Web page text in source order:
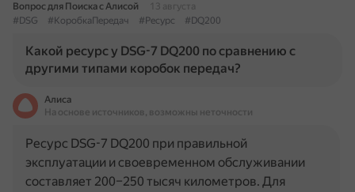
Вопрос для Поиска с Алисой
13 августа
#DSG
#КоробкаПередач #Ресурс #DQ200
Какой ресурс у DSG-7 DQ200 по сравнению с
другими типами коробок передач?
Алиса
На основе источников, возможны неточности
Ресурс DSG-7 DQ200 при правильной
эксплуатации и своевременном обслуживании
составляет 200–250 тысяч километров. Для